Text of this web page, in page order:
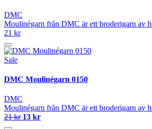
DMC
Moulinégarn från DMC är ett broderigarn av
21 kr
Sale
DMC Moulinégarn 0150
DMC
Moulinégarn från DMC är ett broderigarn av
21 kr 13 kr